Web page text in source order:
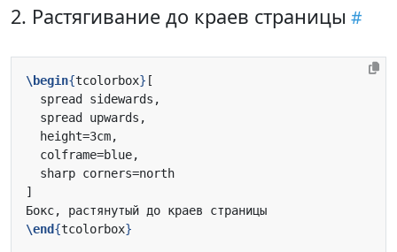
2. Растягивание до краев страницы
\begin{tcolorbox}
\end{tcolorbox}